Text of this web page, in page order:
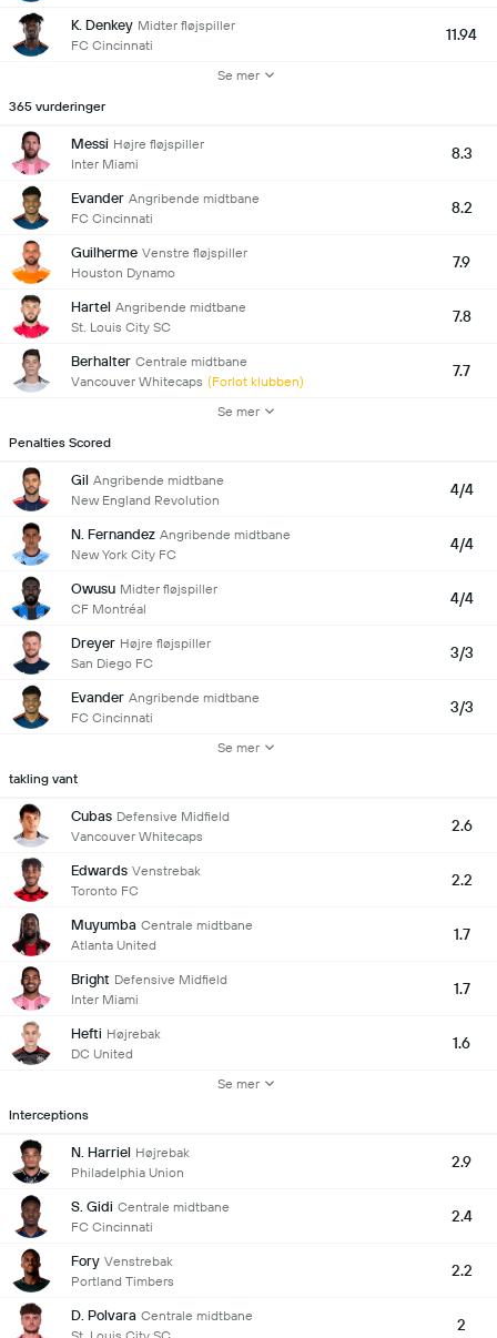
K. Denkey Midter fløjspiller
FC Cincinnati
11.94
Se mer
365 vurderinger
Messi Højre fløjspiller
Inter Miami
8.3
Evander Angribende midtbane
FC Cincinnati
8.2
Guilherme Venstre fløjspiller
Houston Dynamo
7.9
Hartel Angribende midtbane
St. Louis City SC
7.8
Berhalter Centrale midtbane
Vancouver Whitecaps (Forlot klubben)
7.7
Se mer
Penalties Scored
Gil Angribende midtbane
New England Revolution
4/4
N. Fernandez Angribende midtbane
New York City FC
4/4
Owusu Midter fløjspiller
CF Montréal
4/4
Dreyer Højre fløjspiller
San Diego FC
3/3
Evander Angribende midtbane
FC Cincinnati
3/3
Se mer
takling vant
Cubas Defensive Midfield
Vancouver Whitecaps
2.6
Edwards Venstrebak
Toronto FC
2.2
Muyumba Centrale midtbane
Atlanta United
1.7
Bright Defensive Midfield
Inter Miami
1.7
Hefti Højrebak
DC United
1.6
Se mer
Interceptions
N. Harriel Højrebak
Philadelphia Union
2.9
S. Gidi Centrale midtbane
FC Cincinnati
2.4
Fory Venstrebak
Portland Timbers
2.2
D. Polvara Centrale midtbane
2